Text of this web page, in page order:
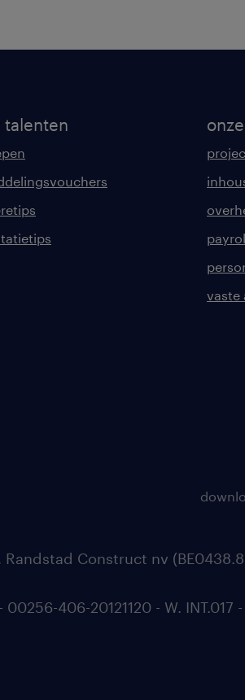
talenten
vaste
Randstad Construct nv
406-20121120 - W. INT.017